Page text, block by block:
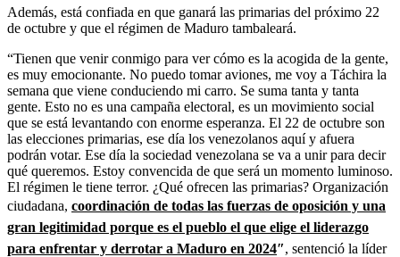
Además, está confiada en que ganará las primarias del próximo 22
de octubre y que el régimen de Maduro tambaleará.
“Tienen que venir conmigo para ver cómo es la acogida de la gente,
es muy emocionante. No puedo tomar aviones, me voy a Táchira la
semana que viene conduciendo mi carro. Se suma tanta y tanta
gente. Esto no es una campaña electoral, es un movimiento social
que se está levantando con enorme esperanza. El 22 de octubre son
las elecciones primarias, ese día los venezolanos aquí y afuera
podrán votar. Ese día la sociedad venezolana se va a unir para decir
qué queremos. Estoy convencida de que será un momento luminoso.
El régimen le tiene terror. ¿Qué ofrecen las primarias? Organización
ciudadana, coordinación de todas las fuerzas de oposición y una
gran legitimidad porque es el pueblo el que elige el liderazgo
para enfrentar y derrotar a Maduro en 2024″, sentenció la líder